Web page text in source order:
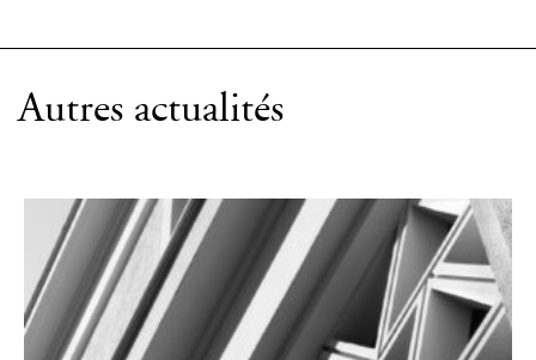
Autres actualités